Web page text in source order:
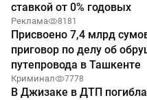
ставкой от 0% годовых
Реклама 8181
Присвоено 7,4 млрд
приговор по делу об
путепровода в Ташкенте
Криминал 7778
В Джизаке в ДТП